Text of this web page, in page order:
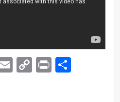
EmailCopy
Print